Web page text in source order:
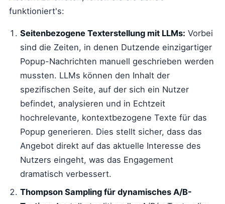
funktioniert's:
Seitenbezogene Texterstellung mit LLMs: Vorbei
sind die Zeiten, in denen Dutzende einzigartiger
Popup-Nachrichten manuell geschrieben werden
mussten. LLMs können den Inhalt der
spezifischen Seite, auf der sich ein Nutzer
befindet, analysieren und in Echtzeit
hochrelevante, kontextbezogene Texte für das
Popup generieren. Dies stellt sicher, dass das
Angebot direkt auf das aktuelle Interesse des
Nutzers eingeht, was das Engagement
dramatisch verbessert.
Thompson Sampling für dynamisches A/B-